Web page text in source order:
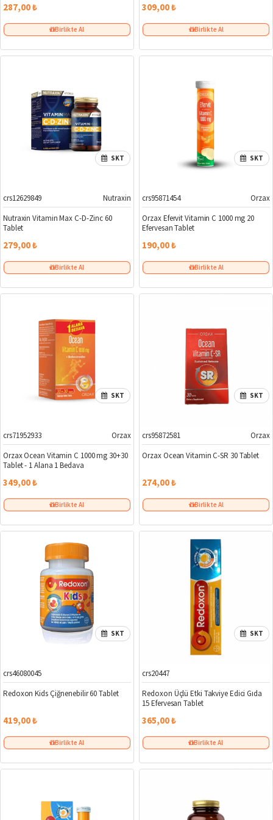
hastalıkların tedavisinde kullanılmaz. C vitamini takviyesi kullanmadan önce
mutlaka doktorunuza veya eczacınıza danışınız.
287,00 ₺
Birlikte Al
309,00 ₺
Birlikte Al
SKT
crs12629849
Nutraxin
Nutraxin Vitamin Max C-D-Zinc 60
Tablet
279,00 ₺
Birlikte Al
SKT
crs95871454
Orzax
Orzax Efervit Vitamin C 1000 mg 20
Efervesan Tablet
190,00 ₺
Birlikte Al
SKT
crs71952933
Orzax
Orzax Ocean Vitamin C 1000 mg 30+30
Tablet - 1 Alana 1 Bedava
349,00 ₺
Birlikte Al
SKT
crs95872581
Orzax
Orzax Ocean Vitamin C-SR 30 Tablet
274,00 ₺
Birlikte Al
SKT
crs46080045
Redoxon Kids Çiğnenebilir 60 Tablet
419,00 ₺
Birlikte Al
SKT
crs20447
Redoxon Üçlü Etki Takviye Edici Gıda
15 Efervesan Tablet
365,00 ₺
Birlikte Al